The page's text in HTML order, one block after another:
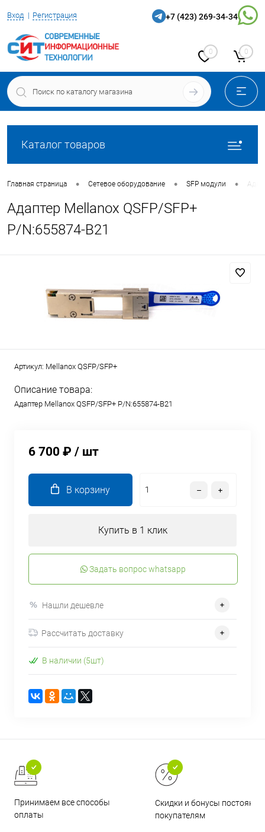
Вход Регистрация +7 (423) 269-34-34
0 0
Каталог товаров
Главная страница • Сетевое оборудование • SFP модули •
Адаптер Mellanox QSFP/SFP+
P/N:655874-B21
Артикул: Mellanox QSFP/SFP+
Описание товара:
Адаптер Mellanox QSFP/SFP+ P/N:655874-B21
6 700 ₽ / шт
В корзину
Купить в 1 клик
Задать вопрос whatsapp
Нашли дешевле
Рассчитать доставку
В наличии (5шт)
Принимаем все способы
оплаты
Скидки и бонусы
покупателям